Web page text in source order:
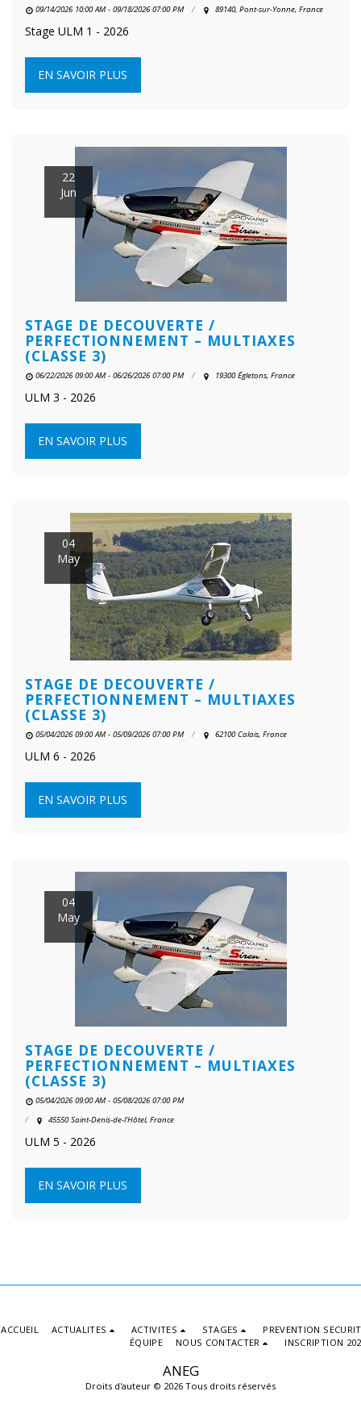
09/14/2026 10:00 AM - 09/18/2026 07:00 PM 89140, Pont-sur-Yonne, France
Stage ULM 1 - 2026
EN SAVOIR PLUS
22
Jun
STAGE DE DECOUVERTE /
PERFECTIONNEMENT – MULTIAXES
(CLASSE 3)
06/22/2026 09:00 AM - 06/26/2026 07:00 PM 19300 Égletons, France
ULM 3 - 2026
EN SAVOIR PLUS
04
May
STAGE DE DECOUVERTE /
PERFECTIONNEMENT – MULTIAXES
(CLASSE 3)
05/04/2026 09:00 AM - 05/09/2026 07:00 PM 62100 Calais, France
ULM 6 - 2026
EN SAVOIR PLUS
04
May
STAGE DE DECOUVERTE /
PERFECTIONNEMENT – MULTIAXES
(CLASSE 3)
05/04/2026 09:00 AM - 05/08/2026 07:00 PM
45550 Saint-Denis-de-l'Hôtel, France
ULM 5 - 2026
EN SAVOIR PLUS
ANEG
Droits d'auteur © 2026 Tous droits réservés
ACCUEIL ACTUALITES ACTIVITES STAGES
PREVENTION
ÉQUIPE
NOUS CONTACTER INSCRIPTION